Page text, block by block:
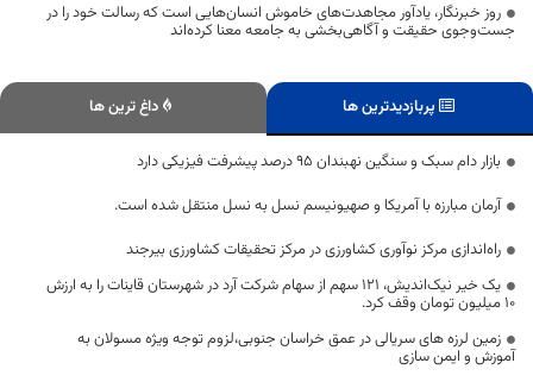
روز خبرنگار، یادآور مجاهدت‌های خاموش انسان‌هایی است که رسالت خود را در
جست‌وجوی حقیقت و آگاهی‌بخشی به جامعه معنا کرده‌اند
پربازدیدترین ها داغ ترین ها
بازار دام سبک و سنگین نهبندان ۹۵ درصد پیشرفت فیزیکی دارد
آرمان مبارزه با آمریکا و صهیونیسم نسل به نسل منتقل شده است.
راه‌اندازی مرکز نوآوری کشاورزی در مرکز تحقیقات کشاورزی بیرجند
یک خیر نیک‌اندیش، ۱۲۱ سهم از سهام شرکت آرد در شهرستان قاینات را به ارزش
۱۰ میلیون تومان وقف کرد.
زمین لرزه های سریالی در عمق خراسان جنوبی،لزوم توجه ویژه مسولان به
آموزش و ایمن سازی